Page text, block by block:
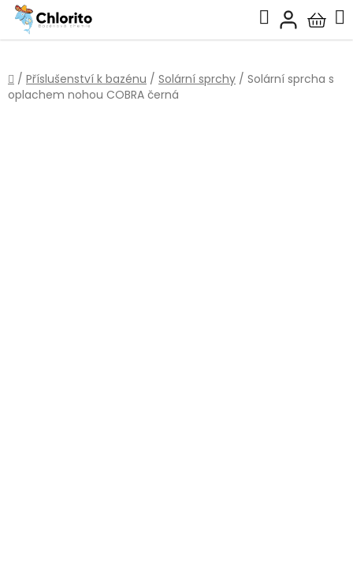
Přejít
obsah
Hledat
košík
Domů
/ Příslušenství k bazénu / Solární sprchy / Solární sprcha s
oplachem nohou COBRA černá